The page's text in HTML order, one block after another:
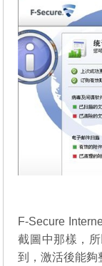
F-Secure
截圖中那樣，
到，激活後能夠